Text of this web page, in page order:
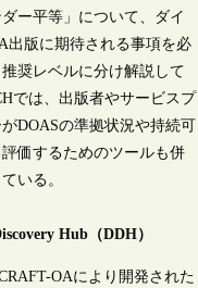
ー平等」について、ダイ
出版に期待される事項を必
奨レベルに分け解説して
では、出版者やサービスプ
DOASの準拠状況や持続可
価するためのツールも併
いる。
Hub（DDH）
OAにより開発された